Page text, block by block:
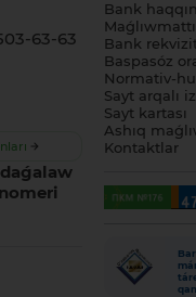
63-63
Bank
Bank
Baspasóz
Normativ-
Sayt arqalı
Sayt kartası
Ashıq
Kontaktlar